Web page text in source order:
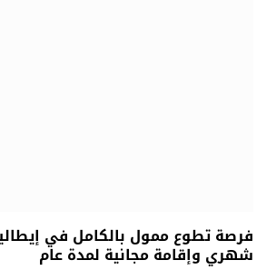
شهري وإقامة مجانية لمدة عام